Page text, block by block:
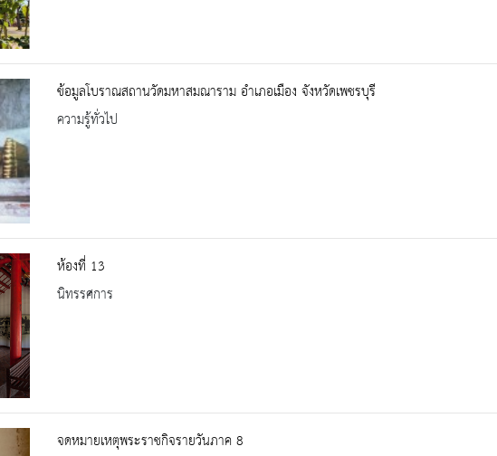
ข้อมูลโบราณสถานวัดมหาสมณาราม อำเภอเมือง จังหวัดเพชรบุรี
ความรู้ทั่วไป
ห้องที่ 13
นิทรรศการ
จดหมายเหตุพระราชกิจรายวันภาค 8